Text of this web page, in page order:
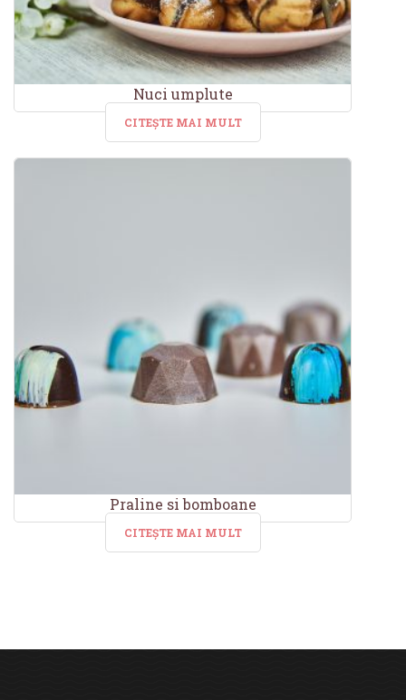
Nuci umplute
CITEȘTE MAI MULT
Praline si bomboane
CITEȘTE MAI MULT